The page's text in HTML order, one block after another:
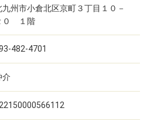
九州市小倉北区京町３丁目１０－
０ １階
482-4701
介